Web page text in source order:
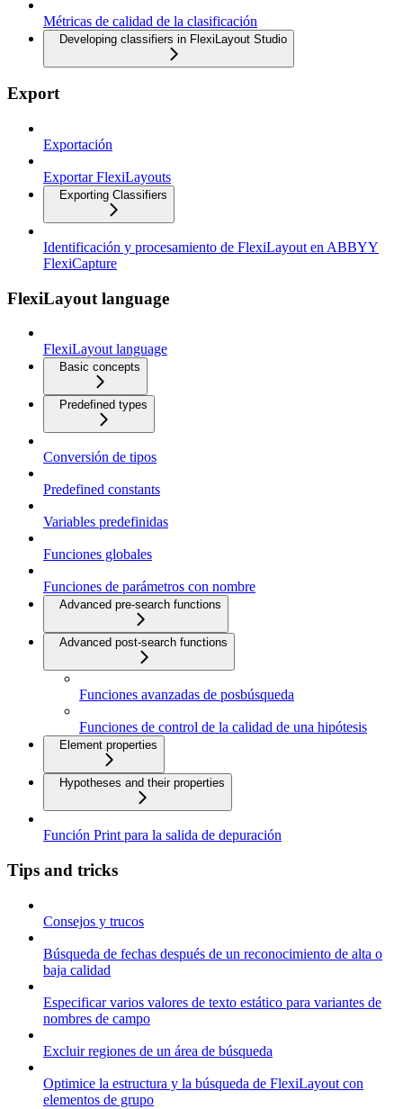
Métricas de calidad de la clasificación
Developing classifiers in FlexiLayout Studio
Export
Exportación
Exportar FlexiLayouts
Exporting Classifiers
Identificación y procesamiento de FlexiLayout en ABBYY
FlexiCapture
FlexiLayout language
FlexiLayout language
Basic concepts
Predefined types
Conversión de tipos
Predefined constants
Variables predefinidas
Funciones globales
Funciones de parámetros con nombre
Advanced pre-search functions
Advanced post-search functions
Funciones avanzadas de posbúsqueda
Funciones de control de la calidad de una hipótesis
Element properties
Hypotheses and their properties
Función Print para la salida de depuración
Tips and tricks
Consejos y trucos
Búsqueda de fechas después de un reconocimiento de alta o
baja calidad
Especificar varios valores de texto estático para variantes de
nombres de campo
Excluir regiones de un área de búsqueda
Optimice la estructura y la búsqueda de FlexiLayout con
elementos de grupo